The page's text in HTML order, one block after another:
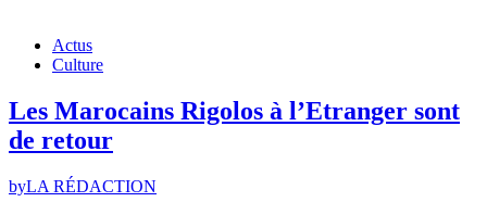
Actus
Culture
Les Marocains Rigolos à l’Etranger sont
de retour
byLA RÉDACTION